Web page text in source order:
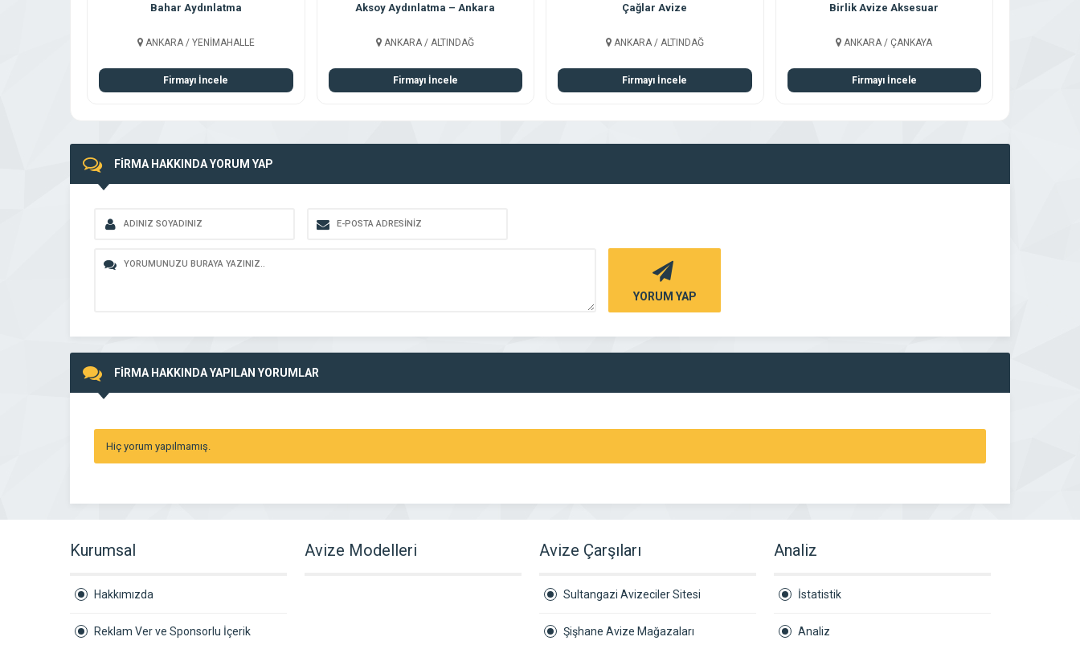
Bahar Aydınlatma
ANKARA / YENİMAHALLE
Firmayı İncele
Aksoy Aydınlatma – Ankara
ANKARA / ALTINDAĞ
Firmayı İncele
Çağlar Avize
ANKARA / ALTINDAĞ
Firmayı İncele
Birlik Avize Aksesuar
ANKARA / ÇANKAYA
Firmayı İncele
FİRMA HAKKINDA YORUM YAP
YORUM YAP
FİRMA HAKKINDA YAPILAN YORUMLAR
Hiç yorum yapılmamış.
Kurumsal
Hakkımızda
Reklam Ver ve Sponsorlu İçerik
Avize Modelleri Avize Çarşıları
Sultangazi Avizeciler Sitesi
Şişhane Avize Mağazaları
Analiz
İstatistik
Analiz